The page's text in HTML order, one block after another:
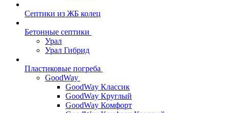
Септики из ЖБ колец
Бетонные септики
Урал
Урал Гибрид
Пластиковые погреба
GoodWay
GoodWay Классик
GoodWay Круглый
GoodWay Комфорт